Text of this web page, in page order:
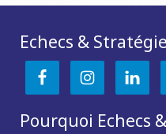
Echecs & Stratégie
Pourquoi Echecs